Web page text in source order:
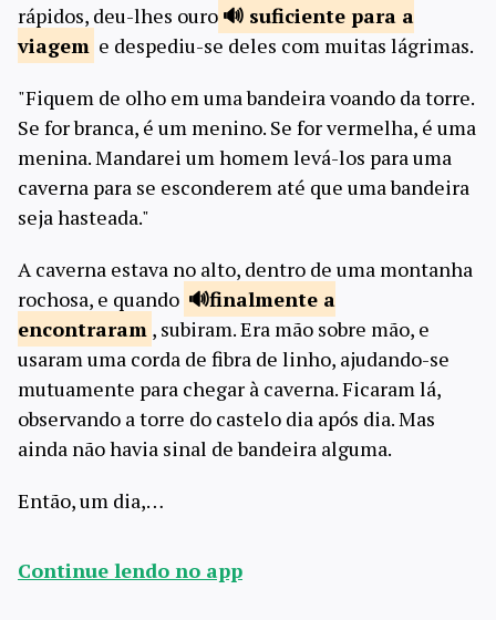
rápidos, deu-lhes ouro
suficiente para a
viagem e despediu-se deles com muitas lágrimas.
"Fiquem de olho em uma bandeira voando da torre.
Se for branca, é um menino. Se for vermelha, é uma
menina. Mandarei um homem levá-los para uma
caverna para se esconderem até que uma bandeira
seja hasteada."
A caverna estava no alto, dentro de uma montanha
rochosa, e quando
finalmente a
encontraram , subiram. Era mão sobre mão, e
usaram uma corda de fibra de linho, ajudando-se
mutuamente para chegar à caverna. Ficaram lá,
observando a torre do castelo dia após dia. Mas
ainda não havia sinal de bandeira alguma.
Então, um dia,…
Continue lendo no app